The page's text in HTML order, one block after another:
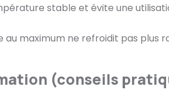
stable et évite une
maximum ne refroidit pas plus
(conseils